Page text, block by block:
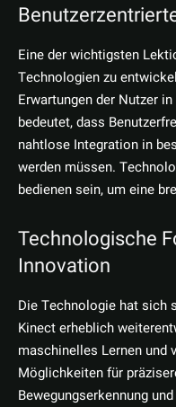
Eine der wichtigsten
Technologien zu
Erwartungen der Nutzer
bedeutet, dass
nahtlose Integration in
werden müssen.
bedienen sein, um eine
Technologische
Innovation
Die Technologie hat sich
Kinect erheblich
maschinelles Lernen und
Möglichkeiten für
Bewegungserkennung